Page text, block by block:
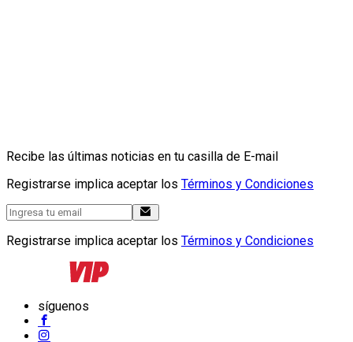
Recibe las últimas noticias en tu casilla de E-mail
Registrarse implica aceptar los Términos y Condiciones
Registrarse implica aceptar los Términos y Condiciones
síguenos